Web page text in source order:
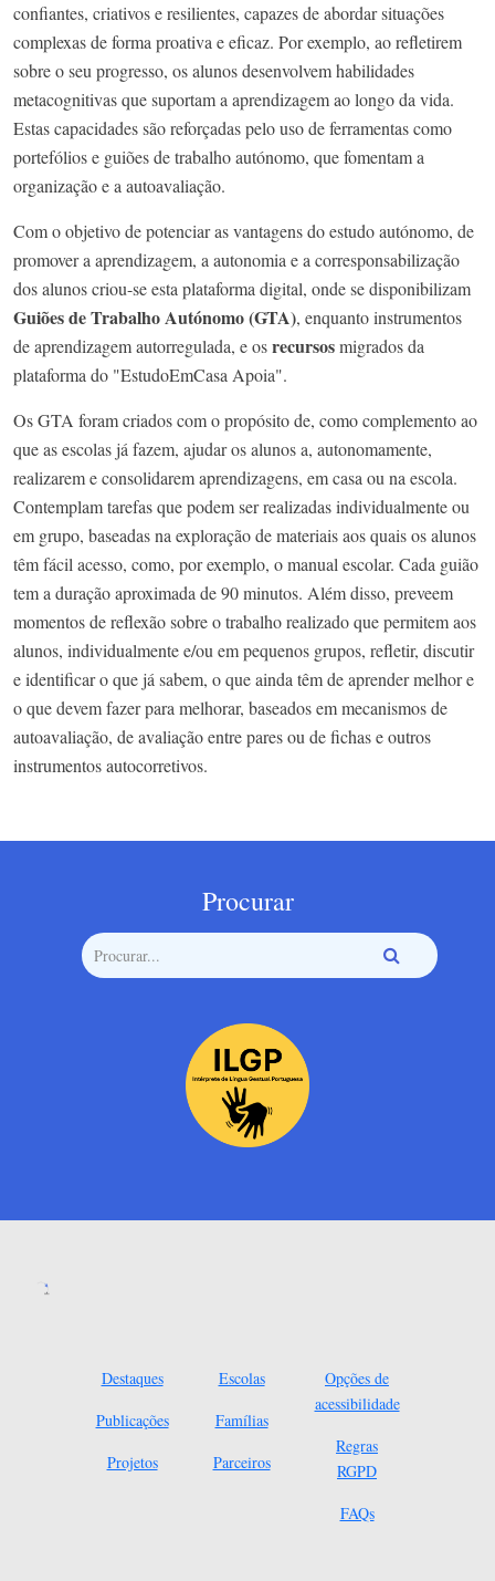
confiantes, criativos e resilientes, capazes de abordar situações
complexas de forma proativa e eficaz. Por exemplo, ao refletirem
sobre o seu progresso, os alunos desenvolvem habilidades
metacognitivas que suportam a aprendizagem ao longo da vida.
Estas capacidades são reforçadas pelo uso de ferramentas como
portefólios e guiões de trabalho autónomo, que fomentam a
organização e a autoavaliação.
Com o objetivo de potenciar as vantagens do estudo autónomo, de
promover a aprendizagem, a autonomia e a corresponsabilização
dos alunos criou-se esta plataforma digital, onde se disponibilizam
Guiões de Trabalho Autónomo (GTA), enquanto instrumentos
de aprendizagem autorregulada, e osrecursosmigrados da
plataforma do "EstudoEmCasa Apoia".
Os GTA foram criados com o propósito de, como complemento ao
que as escolas já fazem, ajudar os alunos a, autonomamente,
realizarem e consolidarem aprendizagens, em casa ou na escola.
Contemplam tarefas que podem ser realizadas individualmente ou
em grupo, baseadas na exploração de materiais aos quais os alunos
têm fácil acesso, como, por exemplo, o manual escolar. Cada guião
tem a duração aproximada de 90 minutos. Além disso, preveem
momentos de reflexão sobre o trabalho realizado que permitem aos
alunos, individualmente e/ou em pequenos grupos, refletir, discutir
e identificar o que já sabem, o que ainda têm de aprender melhor e
o que devem fazer para melhorar, baseados em mecanismos de
autoavaliação, de avaliação entre pares ou de fichas e outros
instrumentos autocorretivos.
Procurar
Destaques
Publicações
Projetos
Escolas
Famílias
Parceiros
Opções de
acessibilidade
Regras
RGPD
FAQs